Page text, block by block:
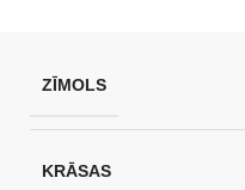
ZĪMOLS
KRĀSAS